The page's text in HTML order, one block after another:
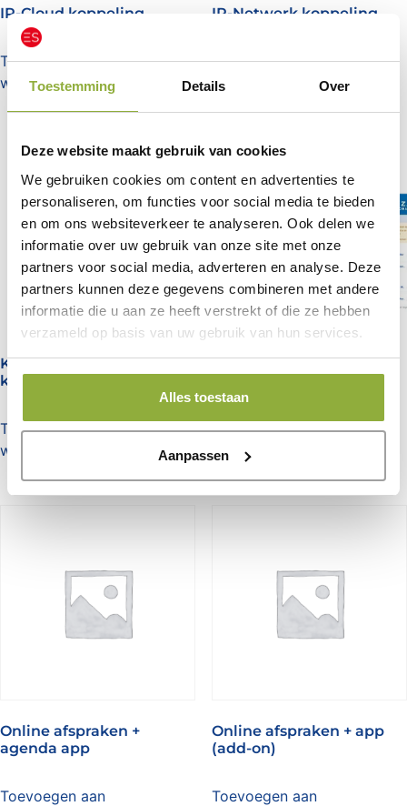
Toestemming Details Over
Deze website maakt gebruik van cookies
We gebruiken cookies om content en advertenties te
personaliseren, om functies voor social media te bieden
en om ons websiteverkeer te analyseren. Ook delen we
informatie over uw gebruik van onze site met onze
partners voor social media, adverteren en analyse. Deze
partners kunnen deze gegevens combineren met andere
informatie die u aan ze heeft verstrekt of die ze hebben
verzameld op basis van uw gebruik van hun services.
Alles toestaan
Aanpassen
IP-Cloud koppeling
Toevoegen aan
winkelwagen
IP-Netwerk koppeling
Toevoegen aan
winkelwagen
Kilometer registratie
koppeling
Toevoegen aan
winkelwagen
Leveranciers koppeling
winkelwagen
Online afspraken +
agenda app
Toevoegen aan
Online afspraken + app
(add-on)
Toevoegen aan